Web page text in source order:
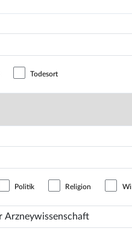
Todesort
Politik Religion